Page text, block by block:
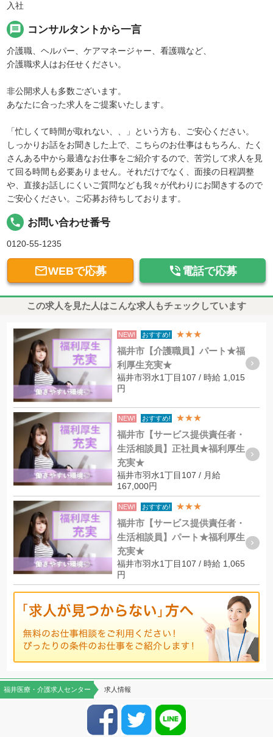
入社
message コンサルタントから一言
介護職、ヘルパー、ケアマネージャー、看護職など、
介護職求人はお任せください。
非公開求人も多数ございます。
あなたに合った求人をご提案いたします。
「忙しくて時間が取れない、、」という方も、ご安心ください。
しっかりお話をお聞きした上で、こちらのお仕事はもちろん、たく
さんある中から最適なお仕事をご紹介するので、苦労して求人を見
て回る時間も必要ありません。それだけでなく、面接の日程調整
や、直接お話しにくいご質問なども我々が代わりにお聞きするので
ご安心ください。ご応募お待ちしております。
local_phone お問い合わせ番号
0120-55-1235
WEBで応募  電話で応募
この求人を見た人はこんな求人もチェックしています
NEW! おすすめ! ★★★
福井市【介護職員】パート★福
利厚生充実★
福井市羽水1丁目107 / 時給 1,015
円
NEW! おすすめ! ★★★
福井市【サービス提供責任者・
生活相談員】正社員★福利厚生
充実★
福井市羽水1丁目107 / 月給
167,000円
NEW! おすすめ! ★★★
福井市【サービス提供責任者・
生活相談員】パート★福利厚生
充実★
福井市羽水1丁目107 / 時給 1,065
円
福井医療・介護求人センター 求人情報